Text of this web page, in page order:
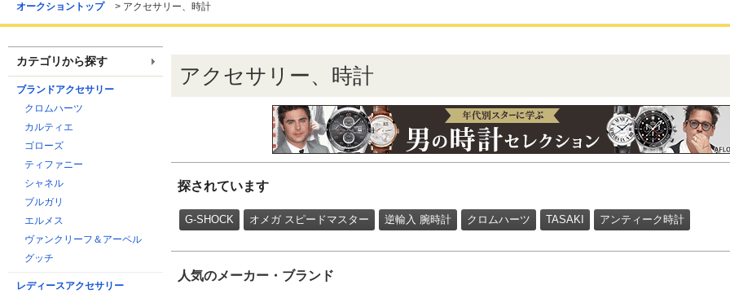
オークショントップ > アクセサリー、時計
アクセサリー、時計
探されています
G-SHOCK オメガ スピードマスター 逆輸入 腕時計 クロムハーツ TASAKI アンティーク時計
人気のメーカー・ブランド
カテゴリから探す
ブランドアクセサリー
クロムハーツ
カルティエ
ゴローズ
ティファニー
シャネル
ブルガリ
エルメス
ヴァンクリーフ＆アーペル
グッチ
レディースアクセサリー